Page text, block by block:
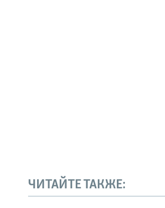
ЧИТАЙТЕ ТАКЖЕ: